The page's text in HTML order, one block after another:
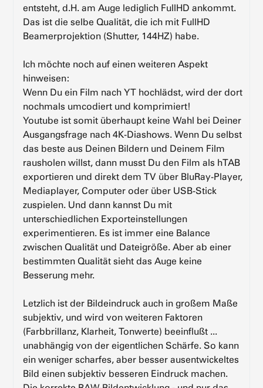
entsteht, d.H. am Auge lediglich FullHD ankommt.
Das ist die selbe Qualität, die ich mit FullHD
Beamerprojektion (Shutter, 144HZ) habe.
Ich möchte noch auf einen weiteren Aspekt
hinweisen:
Wenn Du ein Film nach YT hochlädst, wird der dort
nochmals umcodiert und komprimiert!
Youtube ist somit überhaupt keine Wahl bei Deiner
Ausgangsfrage nach 4K-Diashows. Wenn Du selbst
das beste aus Deinen Bildern und Deinem Film
rausholen willst, dann musst Du den Film als hTAB
exportieren und direkt dem TV über BluRay-Player,
Mediaplayer, Computer oder über USB-Stick
zuspielen. Und dann kannst Du mit
unterschiedlichen Exporteinstellungen
experimentieren. Es ist immer eine Balance
zwischen Qualität und Dateigröße. Aber ab einer
bestimmten Qualität sieht das Auge keine
Besserung mehr.
Letzlich ist der Bildeindruck auch in großem Maße
subjektiv, und wird von weiteren Faktoren
(Farbbrillanz, Klarheit, Tonwerte) beeinflußt ...
unabhängig von der eigentlichen Schärfe. So kann
ein weniger scharfes, aber besser ausentwickeltes
Bild einen subjektiv besseren Eindruck machen.